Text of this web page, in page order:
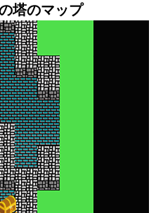
塔のマップ